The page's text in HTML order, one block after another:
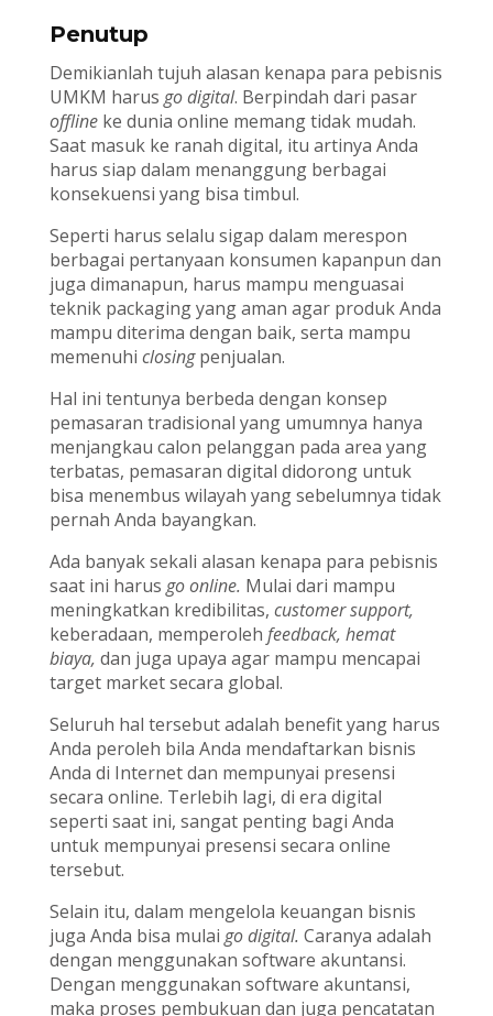
Penutup
Demikianlah tujuh alasan kenapa para pebisnis
UMKM harusgo digital. Berpindah dari pasar
offline ke dunia online memang tidak mudah.
Saat masuk ke ranah digital, itu artinya Anda
harus siap dalam menanggung berbagai
konsekuensi yang bisa timbul.
Seperti harus selalu sigap dalam merespon
berbagai pertanyaan konsumen kapanpun dan
juga dimanapun, harus mampu menguasai
teknik packaging yang aman agar produk Anda
mampu diterima dengan baik, serta mampu
memenuhi closingpenjualan.
Hal ini tentunya berbeda dengan konsep
pemasaran tradisional yang umumnya hanya
menjangkau calon pelanggan pada area yang
terbatas, pemasaran digital didorong untuk
bisa menembus wilayah yang sebelumnya tidak
pernah Anda bayangkan.
Ada banyak sekali alasan kenapa para pebisnis
saat ini harusgo online. Mulai dari mampu
meningkatkan kredibilitas, customer support,
keberadaan, memperoleh feedback, hemat
biaya, dan juga upaya agar mampu mencapai
target market secara global.
Seluruh hal tersebut adalah benefit yang harus
Anda peroleh bila Anda mendaftarkan bisnis
Anda di Internet dan mempunyai presensi
secara online. Terlebih lagi, di era digital
seperti saat ini, sangat penting bagi Anda
untuk mempunyai presensi secara online
tersebut.
Selain itu, dalam mengelola keuangan bisnis
juga Anda bisa mulaigo digital. Caranya adalah
dengan menggunakan software akuntansi.
Dengan menggunakan software akuntansi,
maka proses pembukuan dan juga pencatatan